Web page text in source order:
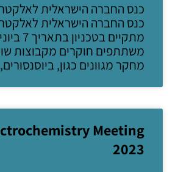
מתקיים
משתתפים חוקרים מקבוצות
מחקר מגוונים כגון, ביוסנסורים,
Meeting
2023